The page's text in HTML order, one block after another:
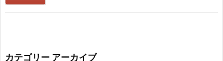
カテゴリー アーカイブ